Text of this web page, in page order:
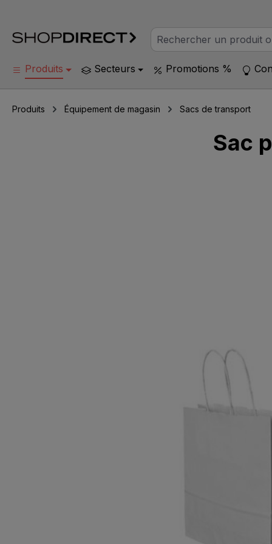
Produits Secteurs Promotions %
Produits Équipement de magasin Sacs de transport
Sac